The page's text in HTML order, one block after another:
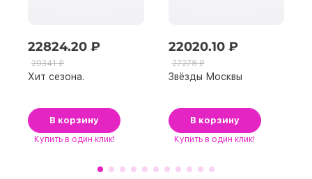
22824.20 ₽
29341 ₽
Хит сезона.
В корзину
Купить в один клик!
22020.10 ₽
27278 ₽
Звёзды Москвы
В корзину
Купить в один клик!